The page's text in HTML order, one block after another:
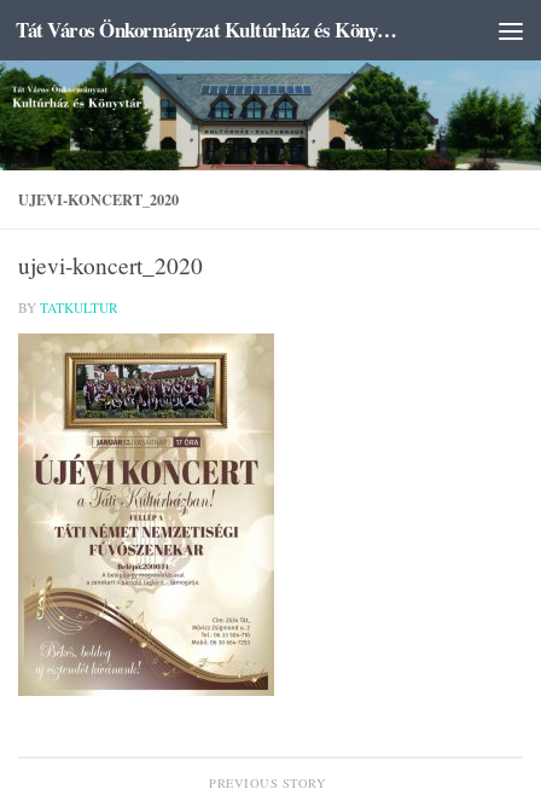
Skip to content Tát Város Önkormányzat Kultúrház és Könyvtár
UJEVI-KONCERT_2020
ujevi-koncert_2020
BY TATKULTUR
PREVIOUS STORY